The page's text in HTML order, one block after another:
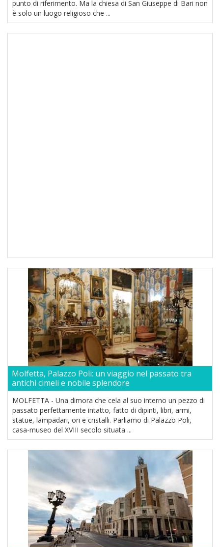
punto di riferimento. Ma la chiesa di San Giuseppe di Bari non
è solo un luogo religioso che ...
Molfetta, Palazzo Poli: un viaggio nel passato tra
antichi cimeli e nobile splendore
MOLFETTA - Una dimora che cela al suo interno un pezzo di
passato perfettamente intatto, fatto di dipinti, libri, armi,
statue, lampadari, ori e cristalli. Parliamo di Palazzo Poli,
casa-museo del XVIII secolo situata ...